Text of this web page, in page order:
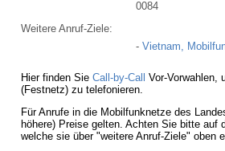
0084
Weitere Anruf-Ziele:
- Vietnam,
Hier finden Sie Call-by-Call Vor-Vorwahlen,
(Festnetz) zu telefonieren.
Für Anrufe in die Mobilfunknetze des
höhere) Preise gelten. Achten Sie bitte auf
welche sie über "weitere Anruf-Ziele" oben